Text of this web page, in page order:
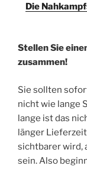
Die
Stellen Sie
zusammen!
Sie sollten
nicht wie lange
lange ist das
länger
sichtbarer wird,
sein. Also